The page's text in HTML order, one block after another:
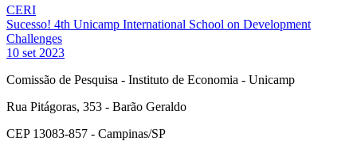
CERI
Sucesso! 4th Unicamp International School on Development
Challenges
10 set 2023
Comissão de Pesquisa - Instituto de Economia - Unicamp
Rua Pitágoras, 353 - Barão Geraldo
CEP 13083-857 - Campinas/SP